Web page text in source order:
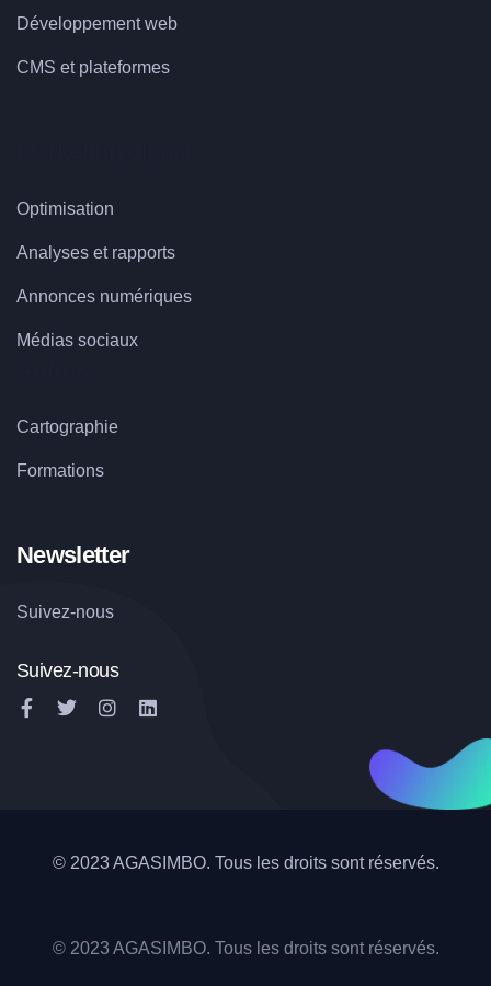
Développement web
CMS et plateformes
Optimisation
Analyses et rapports
Annonces numériques
Médias sociaux
Cartographie
Formations
Newsletter
Suivez-nous
Suivez-nous
© 2023 AGASIMBO. Tous les droits sont réservés.
© 2023 AGASIMBO. Tous les droits sont réservés.